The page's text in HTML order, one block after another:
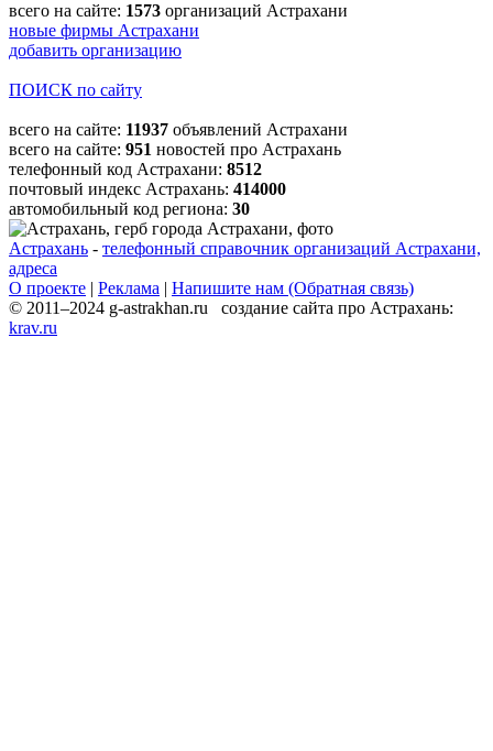
всего на сайте: 1573 организаций Астрахани
новые фирмы Астрахани
добавить организацию
ПОИСК по сайту
всего на сайте: 11937 объявлений Астрахани
всего на сайте: 951 новостей про Астрахань
телефонный код Астрахани: 8512
почтовый индекс Астрахань: 414000
автомобильный код региона: 30
Астрахань - телефонный справочник организаций Астрахани,
адреса
О проекте | Реклама | Напишите нам (Обратная связь)
© 2011–2024 g-astrakhan.ru создание сайта про Астрахань:
krav.ru